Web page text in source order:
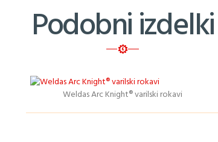
Podobni izdelki
Weldas Arc Knight® varilski rokavi